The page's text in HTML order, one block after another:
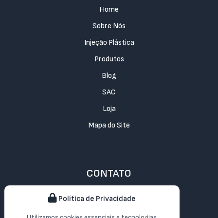
Home
Sobre Nós
Injeção Plástica
Produtos
Blog
SAC
Loja
Mapa do Site
CONTATO
Rua Benfica, 1271 - Vila Medeiros - SP
pedidos@jlkplasticos.com
Política de Privacidade